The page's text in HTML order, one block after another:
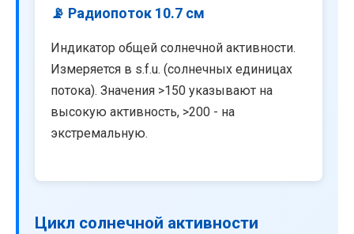
📡 Радиопоток 10.7 см
Индикатор общей солнечной активности.
Измеряется в s.f.u. (солнечных единицах
потока). Значения >150 указывают на
высокую активность, >200 - на
экстремальную.
Цикл солнечной активности